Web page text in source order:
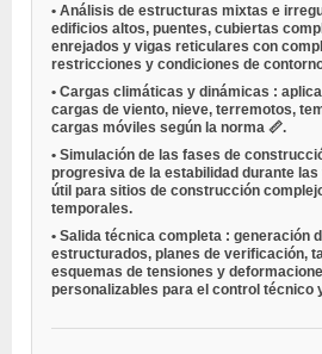
• Análisis de estructuras mixtas e
edificios altos, puentes, cubiertas
enrejados y vigas reticulares con
restricciones y condiciones de
• Cargas climáticas y dinámicas :
cargas de viento, nieve, terremotos,
cargas móviles según la norma 📏.
• Simulación de las fases de
progresiva de la estabilidad durante
útil para sitios de construcción
temporales.
• Salida técnica completa : generación
estructurados, planes de verificación,
esquemas de tensiones y
personalizables para el control técnico